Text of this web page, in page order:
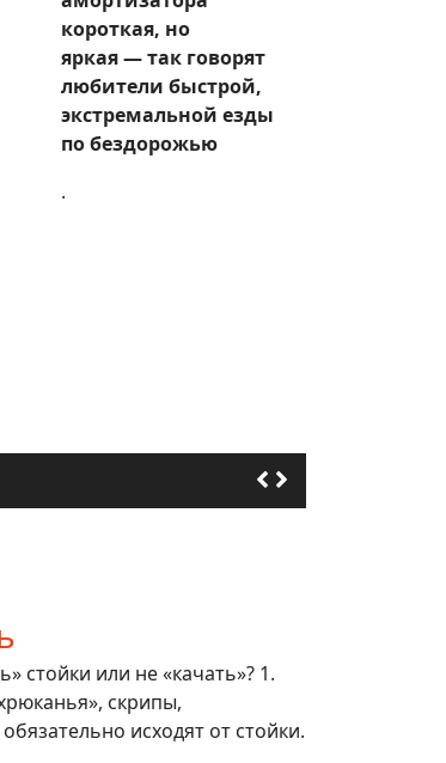
короткая, но
яркая — так говорят
любители быстрой,
экстремальной езды
по бездорожью
.
стойки или не «качать»? 1.
скрипы,
исходят от стойки.